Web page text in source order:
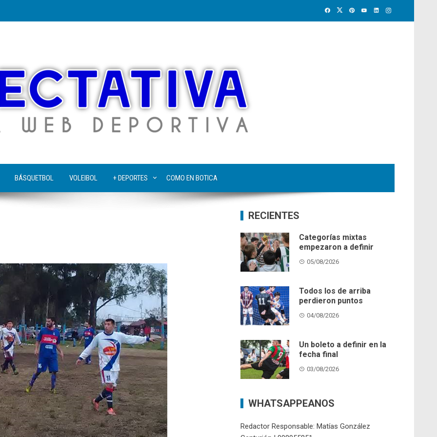
BÁSQUETBOL VOLEIBOL + DEPORTES COMO EN BOTICA
RECIENTES
Categorías mixtas
empezaron a definir
05/08/2026
Todos los de arriba
perdieron puntos
04/08/2026
Un boleto a definir en la
fecha final
03/08/2026
WHATSAPPEANOS
Redactor Responsable: Matías González